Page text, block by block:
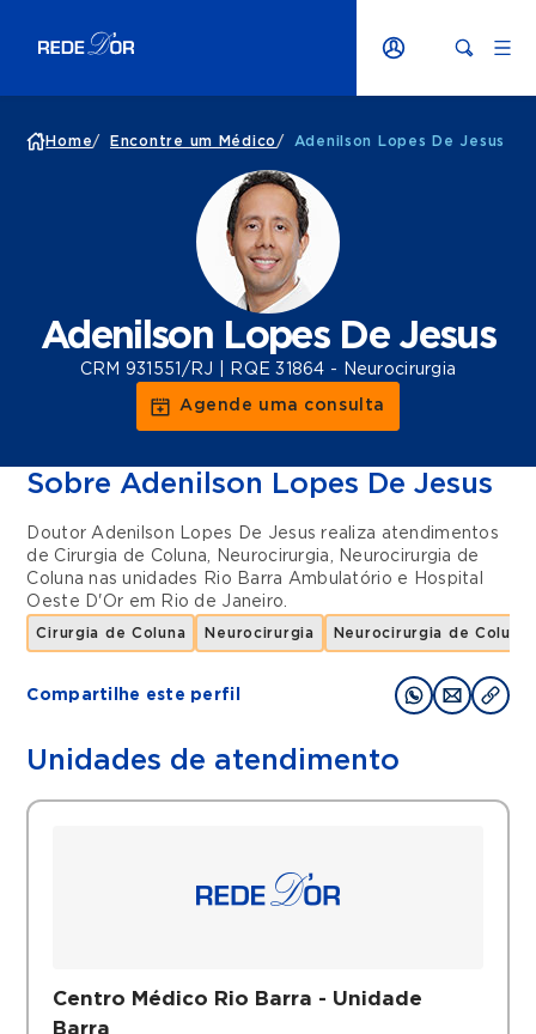
Home/ Encontre um Médico / Adenilson Lopes De Jesus
Adenilson Lopes De Jesus
CRM 931551/RJ | RQE 31864 - Neurocirurgia
Agende uma consulta
Sobre Adenilson Lopes De Jesus
Doutor Adenilson Lopes De Jesus realiza atendimentos
de Cirurgia de Coluna, Neurocirurgia, Neurocirurgia de
Coluna nas unidades Rio Barra Ambulatório e
Hospital
Oeste D'Or em Rio de Janeiro.
Cirurgia de Coluna Neurocirurgia Neurocirurgia de Coluna
Compartilhe este perfil
Unidades de atendimento
Centro Médico Rio Barra - Unidade
Barra